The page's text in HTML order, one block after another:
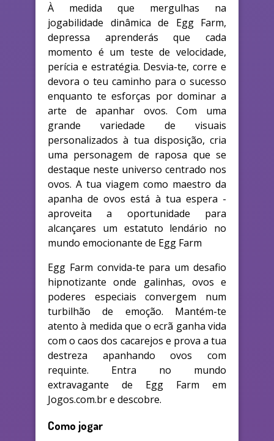
À medida que mergulhas na
jogabilidade dinâmica de Egg Farm,
depressa aprenderás que cada
momento é um teste de velocidade,
perícia e estratégia. Desvia-te, corre e
devora o teu caminho para o sucesso
enquanto te esforças por dominar a
arte de apanhar ovos. Com uma
grande variedade de visuais
personalizados à tua disposição, cria
uma personagem de raposa que se
destaque neste universo centrado nos
ovos. A tua viagem como maestro da
apanha de ovos está à tua espera -
aproveita a oportunidade para
alcançares um estatuto lendário no
mundo emocionante de Egg Farm
Egg Farm convida-te para um desafio
hipnotizante onde galinhas, ovos e
poderes especiais convergem num
turbilhão de emoção. Mantém-te
atento à medida que o ecrã ganha vida
com o caos dos cacarejos e prova a tua
destreza apanhando ovos com
requinte. Entra no mundo
extravagante de Egg Farm em
Jogos.com.br e descobre.
Como jogar